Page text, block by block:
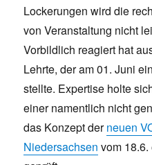
Lockerungen wird die
von Veranstaltung nicht
Vorbildlich reagiert hat
Lehrte, der am 01. Juni ein
stellte. Expertise holte
einer namentlich nicht
das Konzept derneuen
Niedersachsen vom